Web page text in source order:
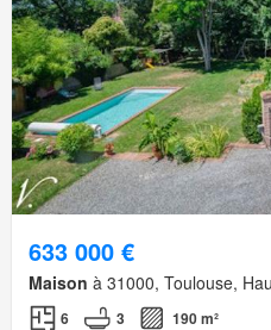
633 000 €
Maison à 31000, Toulouse,
6 3 190 m²